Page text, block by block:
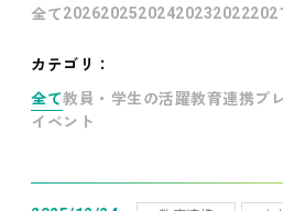
全て202620252024202320222021
カテゴリ：
全て教員・学生の活躍教育連携プ
イベント